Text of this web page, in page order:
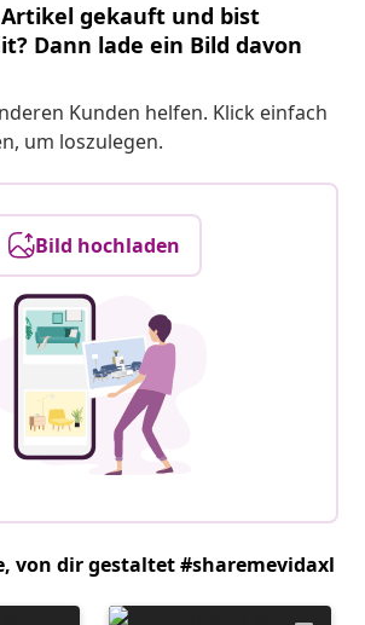
gekauft und bist
Dann lade ein Bild davon
Kunden helfen. Klick einfach
um loszulegen.
Bild hochladen
von dir gestaltet #sharemevidaxl